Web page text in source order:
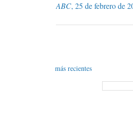
ABC, 25 de febrero de
más recientes